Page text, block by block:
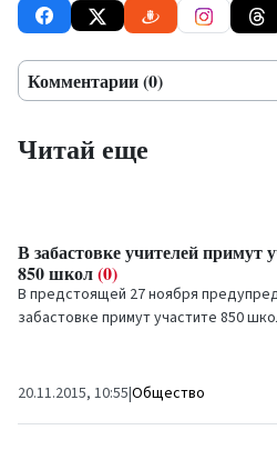
Комментарии (0)
Читай еще
В забастовке учителей примут
850 школ(0)
В предстоящей 27 ноября
забастовке примут участите 850
20.11.2015, 10:55|Общество